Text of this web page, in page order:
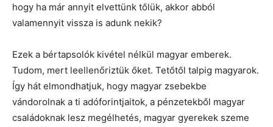
hogy ha már annyit elvettünk tőlük, akkor abból
valamennyit vissza is adunk nekik?
Ezek a bértapsolók kivétel nélkül magyar emberek.
Tudom, mert leellenőriztük őket. Tetőtől talpig magyarok.
Így hát elmondhatjuk, hogy magyar zsebekbe
vándorolnak a ti adóforintjaitok, a pénzetekből magyar
családoknak lesz megélhetés, magyar gyerekek szeme